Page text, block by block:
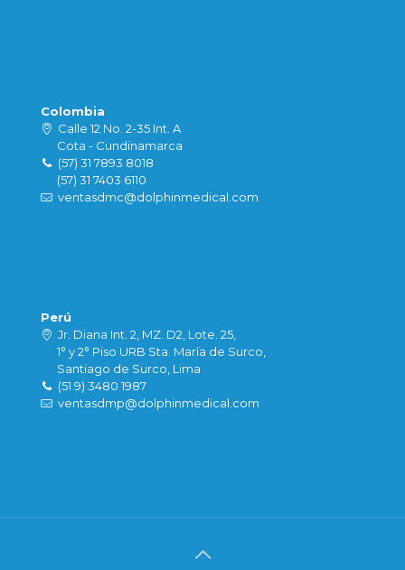
Colombia
Calle 12 No. 2-35 Int. A
Cota - Cundinamarca
(57) 31 7893 8018
(57) 31 7403 6110
ventasdmc@dolphinmedical.com
Perú
Jr. Diana Int. 2, MZ. D2, Lote. 25,
1° y 2° Piso URB Sta. María de Surco,
Santiago de Surco, Lima
(51 9) 3480 1987
ventasdmp@dolphinmedical.com